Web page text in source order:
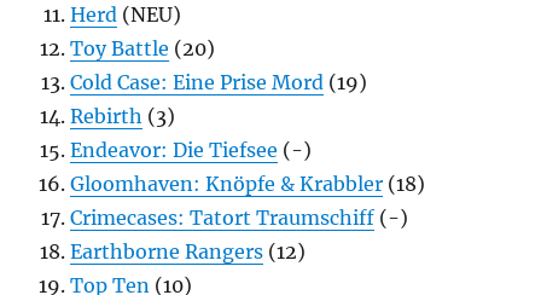
Herd (NEU)
Toy Battle (20)
Cold Case: Eine Prise Mord (19)
Rebirth (3)
Endeavor: Die Tiefsee (-)
Gloomhaven: Knöpfe & Krabbler (18)
Crimecases: Tatort Traumschiff (-)
Earthborne Rangers (12)
Top Ten (10)